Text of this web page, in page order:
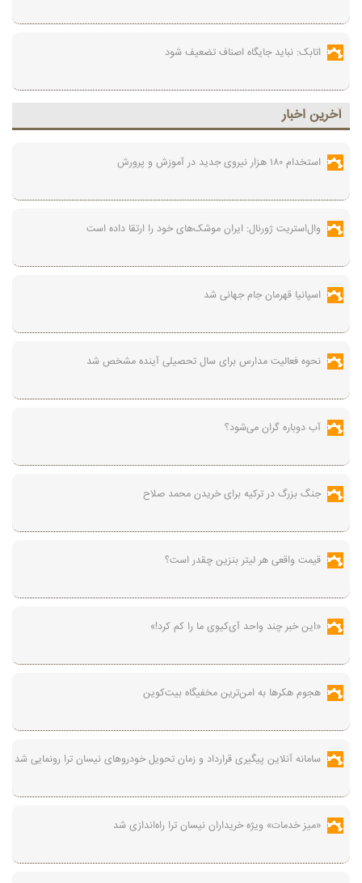
اتابک: نباید جایگاه اصناف تضعیف شود
آخرين اخبار
استخدام ۱۸۰ هزار نیروی جدید در آموزش‌ و پرورش
وال‌استریت ژورنال: ایران موشک‌های خود را ارتقا داده است
اسپانیا قهرمان جام جهانی شد
نحوه فعالیت مدارس برای سال تحصیلی آینده مشخص شد
آب دوباره گران می‌شود؟
جنگ بزرگ در ترکیه برای خریدن محمد صلاح
قیمت واقعی هر لیتر بنزین چقدر است؟
«این خبر چند واحد آی‌کیوی ما را کم کرد!»
هجوم هکرها به امن‌ترین مخفیگاه بیت‌کوین
سامانه آنلاین پیگیری قرارداد‌ و زمان تحویل خودرو‌های نیسان ترا رونمایی شد
«میز خدمات» ویژه خریداران نیسان ترا راه‌اندازی شد